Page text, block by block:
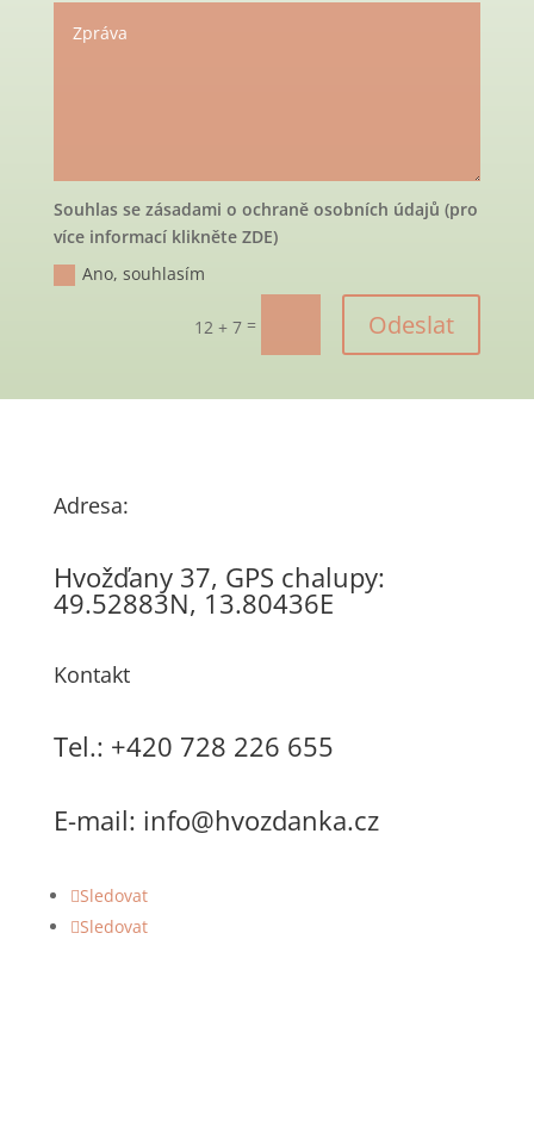
Souhlas se zásadami o ochraně osobních údajů (pro
více informací klikněte ZDE)
Ano, souhlasím
12 + 7 = Odeslat
Adresa:
Hvožďany 37, GPS chalupy:
49.52883N, 13.80436E
Kontakt
Tel.: +420 728 226 655
E-mail: info@hvozdanka.cz
Sledovat
Sledovat